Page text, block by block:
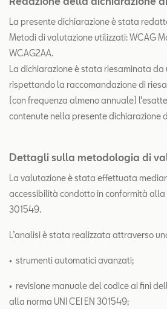
La presente dichiarazione è stata
Metodi di valutazione utilizzati: WCAG
WCAG2AA.
La dichiarazione è stata riesaminata
rispettando la raccomandazione di
(con frequenza almeno annuale)
contenute nella presente dichiarazione
Dettagli sulla metodologia di
La valutazione è stata effettuata
accessibilità condotto in conformità alla
301549.
L’analisi è stata realizzata attraverso
• strumenti automatici avanzati;
• revisione manuale del codice ai fini
alla norma UNI CEI EN 301549;